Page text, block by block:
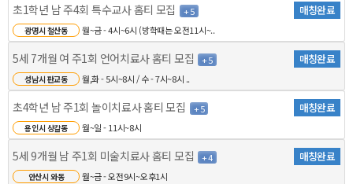
초1학년 남 주4회 특수교사 홈티 모집 + 5 매칭완료
광명시 철산동 월~금 - 4시~6시 (방학때는 오전11시~..
5세 7개월 여 주1회 언어치료사 홈티 모집 + 5 매칭완료
성남시 판교동 월,화 - 5시~8시 / 수 - 7시~8시 ..
초4학년 남 주1회 놀이치료사 홈티 모집 + 5 매칭완료
용인시 상갈동 월~일 - 11시~8시
5세 9개월 남 주1회 미술치료사 홈티 모집 + 4 매칭완료
안산시 와동 월~금 - 오전9시~오후1시